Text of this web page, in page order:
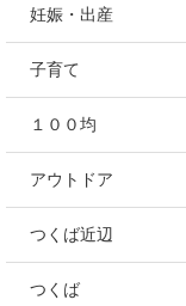
にほんブログ村
コストコ
妊娠・出産